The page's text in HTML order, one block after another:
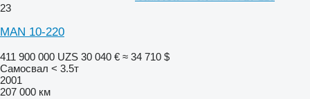
23
MAN 10-220
411 900 000 UZS 30 040 € ≈ 34 710 $
Самосвал < 3.5т
2001
207 000 км